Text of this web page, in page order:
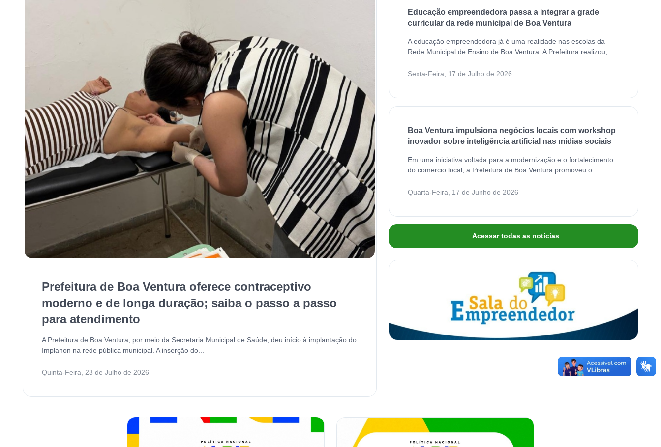
Prefeitura de Boa Ventura oferece contraceptivo
moderno e de longa duração; saiba o passo a passo
para atendimento
A Prefeitura de Boa Ventura, por meio da Secretaria Municipal de Saúde, deu início à implantação do
Implanon na rede pública municipal. A inserção do...
Quinta-Feira, 23 de Julho de 2026
Educação empreendedora passa a integrar a grade
curricular da rede municipal de Boa Ventura
A educação empreendedora já é uma realidade nas escolas da
Rede Municipal de Ensino de Boa Ventura. A Prefeitura realizou,...
Sexta-Feira, 17 de Julho de 2026
Boa Ventura impulsiona negócios locais com workshop
inovador sobre inteligência artificial nas mídias sociais
Em uma iniciativa voltada para a modernização e o fortalecimento
do comércio local, a Prefeitura de Boa Ventura promoveu o...
Quarta-Feira, 17 de Junho de 2026
Acessar todas as notícias